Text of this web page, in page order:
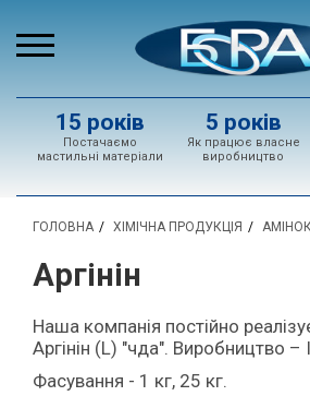
15 років
Постачаємо
мастильні матеріали
5 років
Як працює власне
виробництво
ГОЛОВНА ХІМІЧНА ПРОДУКЦІЯ
Аргінін
Наша компанія постійно
Аргінін (L) "чда". Виробництво –
Фасування - 1 кг, 25 кг.